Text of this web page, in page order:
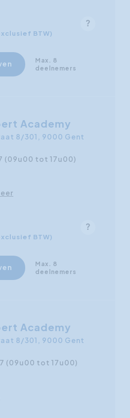
BTW)
Max. 8
deelnemers
Academy
8/301, 9000 Gent
(09u00 tot 17u00)
BTW)
Max. 8
deelnemers
Academy
8/301, 9000 Gent
(09u00 tot 17u00)